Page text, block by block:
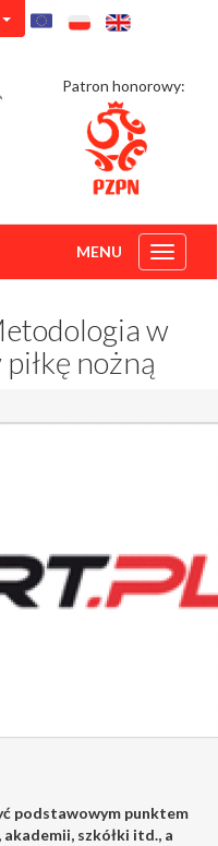
Patron honorowy:
Toggle
MENU
w
nożną
podstawowym punktem
szkółki itd., a